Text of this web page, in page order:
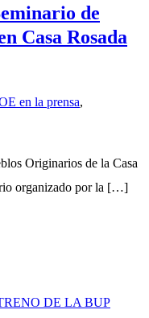
de
Casa Rosada
en la prensa,
Originarios de la Casa
organizado por la […]
DE LA BUP